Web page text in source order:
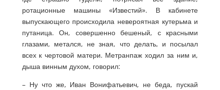
ротационные машины «Известий». В кабинете
выпускающего происходила невероятная кутерьма и
путаница. Он, совершенно бешеный, с красными
глазами, метался, не зная, что делать, и посылал
всех к чертовой матери. Метранпаж ходил за ним и,
дыша винным духом, говорил:
– Ну что же, Иван Вонифатьевич, не беда, пускай